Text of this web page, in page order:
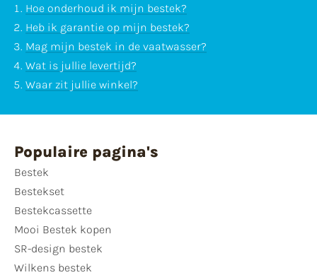
Hoe onderhoud ik mijn bestek?
Heb ik garantie op mijn bestek?
Mag mijn bestek in de vaatwasser?
Wat is jullie levertijd?
Waar zit jullie winkel?
Populaire pagina's
Bestek
Bestekset
Bestekcassette
Mooi Bestek kopen
SR-design bestek
Wilkens bestek